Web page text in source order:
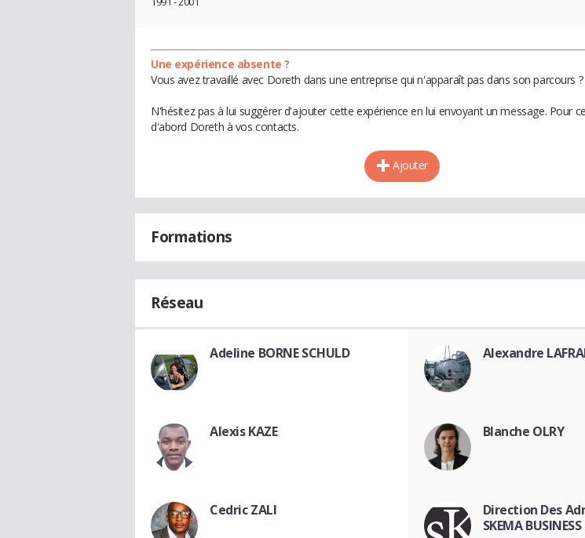
Une expérience absente ?
Vous avez travaillé avec Doreth dans une entreprise qui n'apparaît pas dans son parcours ?
N'hésitez pas à lui suggérer d'ajouter cette expérience en lui envoyant un message. Pour
d'abord Doreth à vos contacts.
Ajouter
Formations
Réseau
Adeline BORNE SCHULD Alexandre
Alexis KAZE Blanche OLRY
Cedric ZALI
Direction Des
SKEMA